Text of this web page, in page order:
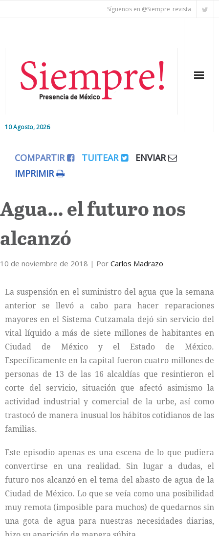
Síguenos en @Siempre_revista
10 Agosto, 2026
Editorial
Colaboradores
Internacional
Cultura
COMPARTIR TUITEAR
ENVIAR
IMPRIMIR
Agua… el futuro nos
alcanzó
10 de noviembre de 2018 | Por Carlos Madrazo
La suspensión en el suministro del agua que la semana
anterior se llevó a cabo para hacer reparaciones
mayores en el Sistema Cutzamala dejó sin servicio del
vital líquido a más de siete millones de habitantes en
Ciudad de México y el Estado de México.
Específicamente en la capital fueron cuatro millones de
personas de 13 de las 16 alcaldías que resintieron el
corte del servicio, situación que afectó asimismo la
actividad industrial y comercial de la urbe, así como
trastocó de manera inusual los hábitos cotidianos de las
familias.
Este episodio apenas es una escena de lo que pudiera
convertirse en una realidad. Sin lugar a dudas, el
futuro nos alcanzó en el tema del abasto de agua de la
Ciudad de México. Lo que se veía como una posibilidad
muy remota (imposible para muchos) de quedarnos sin
una gota de agua para nuestras necesidades diarias,